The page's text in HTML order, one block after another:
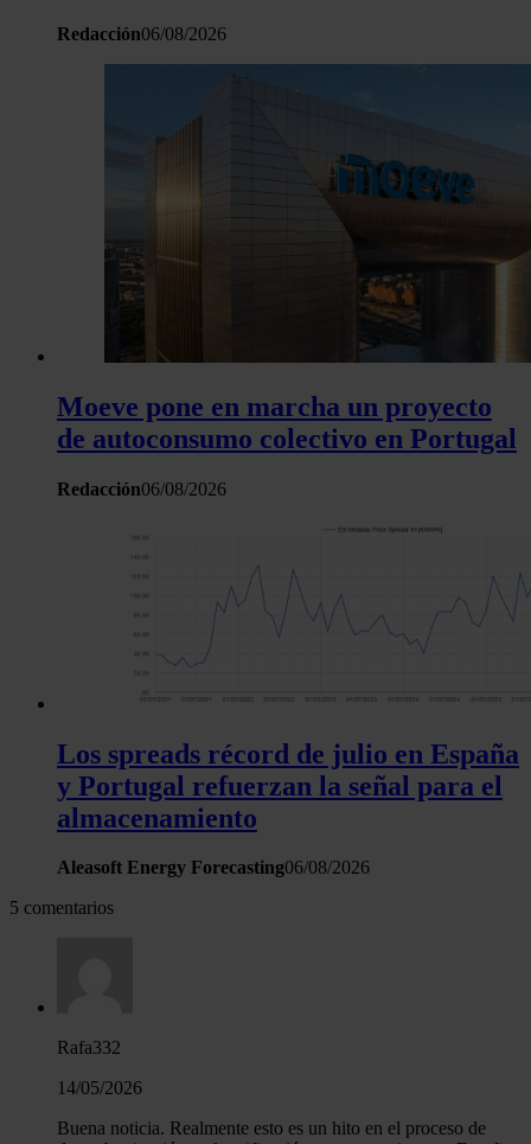
Redacción06/08/2026
Moeve pone en marcha un proyecto
de autoconsumo colectivo en Portugal
Redacción06/08/2026
Los spreads récord de julio en España
y Portugal refuerzan la señal para el
almacenamiento
Aleasoft Energy Forecasting06/08/2026
5 comentarios
Rafa332
14/05/2026
Buena noticia. Realmente esto es un hito en el proceso de